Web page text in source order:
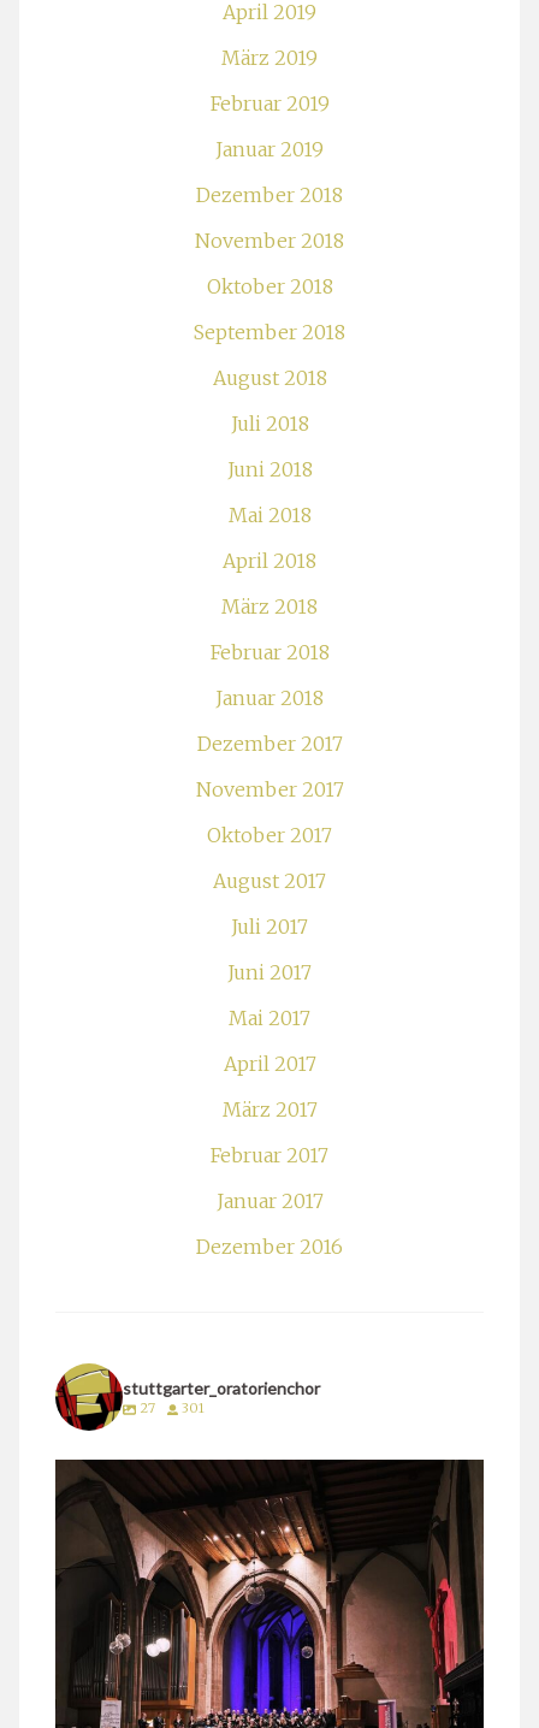
April 2019
März 2019
Februar 2019
Januar 2019
Dezember 2018
November 2018
Oktober 2018
September 2018
August 2018
Juli 2018
Juni 2018
Mai 2018
April 2018
März 2018
Februar 2018
Januar 2018
Dezember 2017
November 2017
Oktober 2017
August 2017
Juli 2017
Juni 2017
Mai 2017
April 2017
März 2017
Februar 2017
Januar 2017
Dezember 2016
stuttgarter_oratorienchor
27 301
stuttgarter_oratorienchor
März 24